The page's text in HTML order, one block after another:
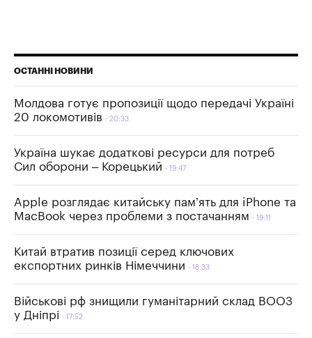
ОСТАННІ НОВИНИ
Молдова готує пропозиції щодо передачі Україні
20 локомотивів
20:33
Україна шукає додаткові ресурси для потреб
Сил оборони – Корецький
19:47
Apple розглядає китайську пам’ять для iPhone та
MacBook через проблеми з постачанням
19:11
Китай втратив позиції серед ключових
експортних ринків Німеччини
18:33
Військові рф знищили гуманітарний склад ВООЗ
у Дніпрі
17:52